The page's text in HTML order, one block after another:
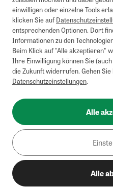
einwilligen oder einzelne Tools
klicken Sie auf
entsprechenden Optionen. Dort
Informationen zu den
Beim Klick auf "Alle akzeptieren"
Ihre Einwilligung können Sie
die Zukunft widerrufen. Gehen
Datenschutzeinstellungen.
Alle
Alle
Alle Preise inkl. gesetzl.
Instagram